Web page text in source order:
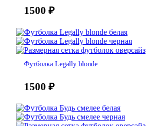
1500 ₽
Футболка Legally blonde
1500 ₽